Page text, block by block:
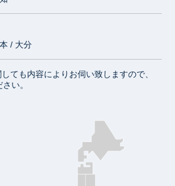
/ 大分
ても内容によりお伺い致しますので、
い。